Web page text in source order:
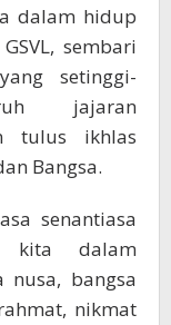
dalam hidup
sembari
setinggi-
jajaran
tulus ikhlas
Bangsa.
senantiasa
kita dalam
bangsa
nikmat